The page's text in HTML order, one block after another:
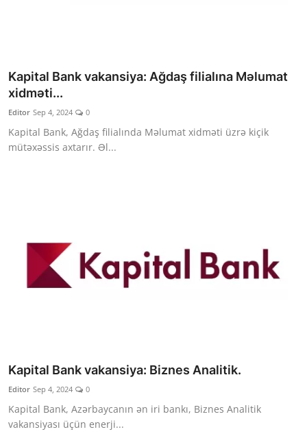
Kapital Bank vakansiya: Ağdaş filialına Məlumat
xidməti...
Editor Sep 4, 2024 0
Kapital Bank, Ağdaş filialında Məlumat xidməti üzrə kiçik
mütəxəssis axtarır. Əl...
Kapital Bank vakansiya: Biznes Analitik.
Editor Sep 4, 2024 0
Kapital Bank, Azərbaycanın ən iri bankı, Biznes Analitik
vakansiyası üçün enerji...